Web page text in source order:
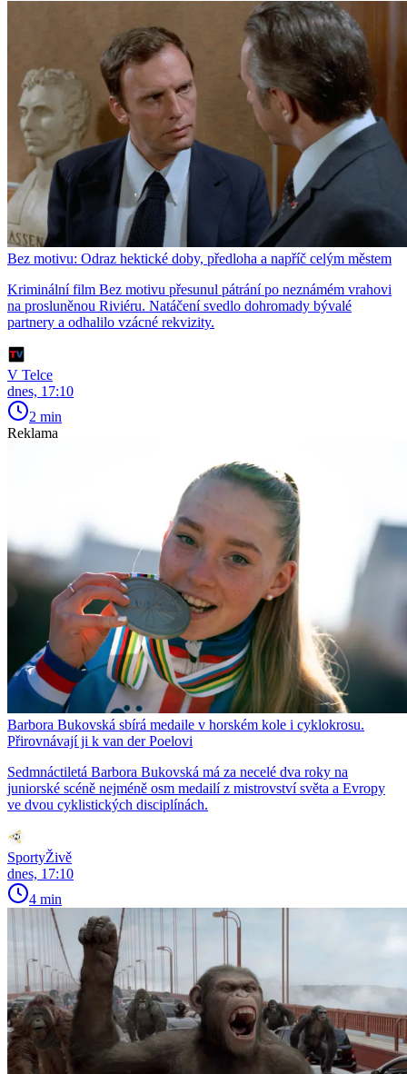
Bez motivu: Odraz hektické doby, předloha a napříč celým městem
Kriminální film Bez motivu přesunul pátrání po neznámém vrahovi
na prosluněnou Riviéru. Natáčení svedlo dohromady bývalé
partnery a odhalilo vzácné rekvizity.
V Telce
dnes, 17:10
2 min
Reklama
Barbora Bukovská sbírá medaile v horském kole i cyklokrosu.
Přirovnávají ji k van der Poelovi
Sedmnáctiletá Barbora Bukovská má za necelé dva roky na
juniorské scéně nejméně osm medailí z mistrovství světa a Evropy
ve dvou cyklistických disciplínách.
SportyŽivě
dnes, 17:10
4 min